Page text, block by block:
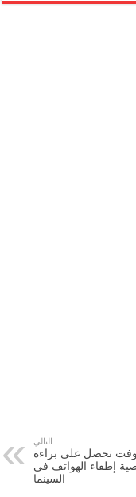
التالي
تحصل على براءة
إطفاء الهواتف فى
السينما